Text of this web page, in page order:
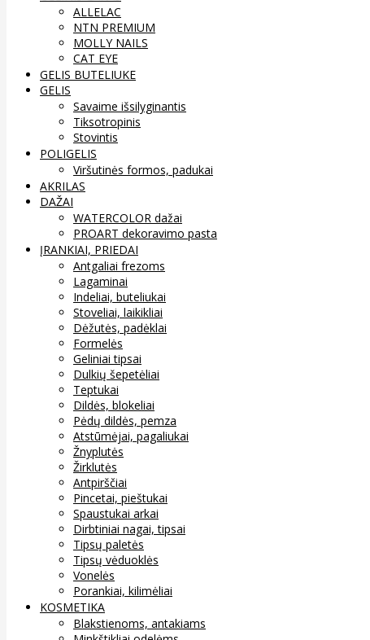
ALLELAC
NTN PREMIUM
MOLLY NAILS
CAT EYE
GELIS BUTELIUKE
GELIS
Savaime išsilyginantis
Tiksotropinis
Stovintis
POLIGELIS
Viršutinės formos, padukai
AKRILAS
DAŽAI
WATERCOLOR dažai
PROART dekoravimo pasta
ĮRANKIAI, PRIEDAI
Antgaliai frezoms
Lagaminai
Indeliai, buteliukai
Stoveliai, laikikliai
Dėžutės, padėklai
Formelės
Geliniai tipsai
Dulkių šepetėliai
Teptukai
Dildės, blokeliai
Pėdų dildės, pemza
Atstūmėjai, pagaliukai
Žnyplutės
Žirklutės
Antpirščiai
Pincetai, pieštukai
Spaustukai arkai
Dirbtiniai nagai, tipsai
Tipsų paletės
Tipsų vėduoklės
Vonelės
Porankiai, kilimėliai
KOSMETIKA
Blakstienoms, antakiams